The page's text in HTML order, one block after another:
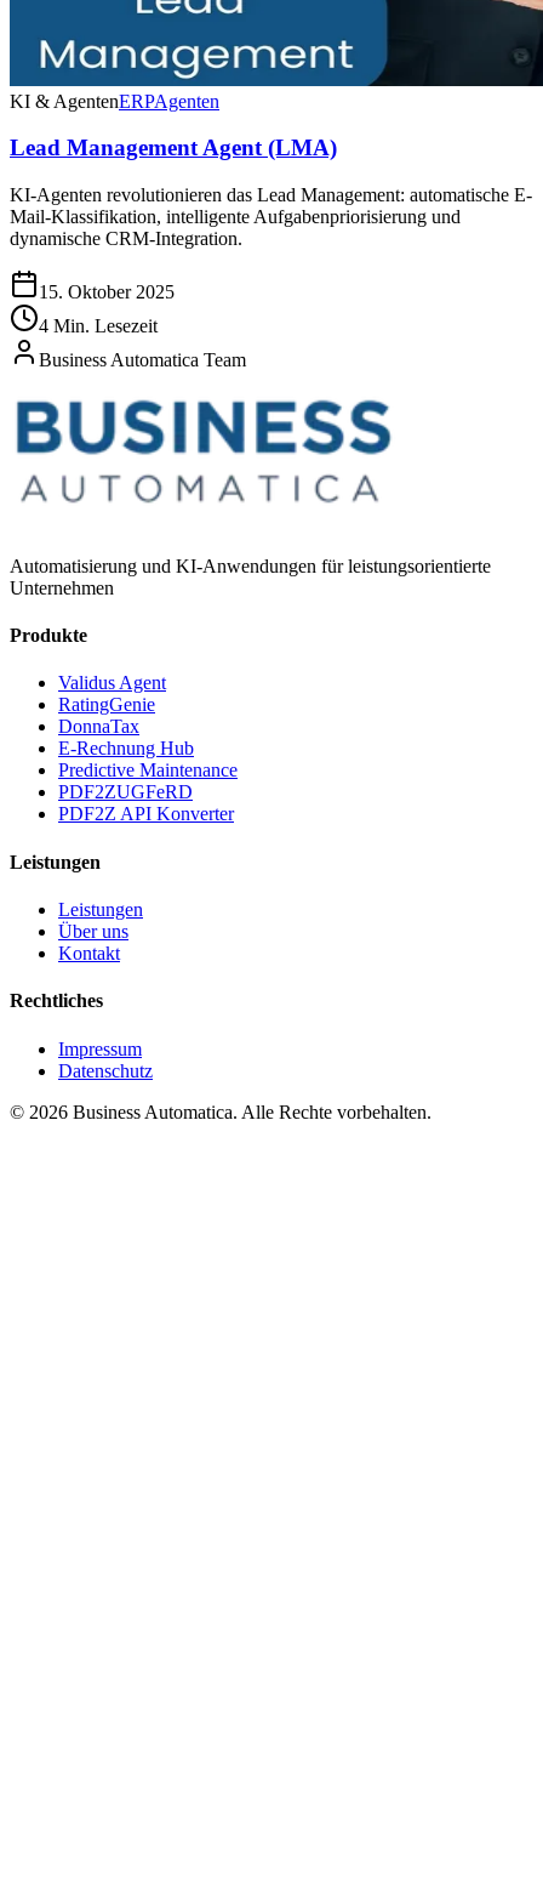
KI & AgentenERPAgenten
Lead Management Agent (LMA)
KI-Agenten revolutionieren das Lead Management: automatische E-
Mail-Klassifikation, intelligente Aufgabenpriorisierung und
dynamische CRM-Integration.
15. Oktober 2025
4 Min. Lesezeit
Business Automatica Team
Automatisierung und KI-Anwendungen für leistungsorientierte
Unternehmen
Produkte
Validus Agent
RatingGenie
DonnaTax
E-Rechnung Hub
Predictive Maintenance
PDF2ZUGFeRD
PDF2Z API Konverter
Leistungen
Leistungen
Über uns
Kontakt
Rechtliches
Impressum
Datenschutz
© 2026 Business Automatica. Alle Rechte vorbehalten.